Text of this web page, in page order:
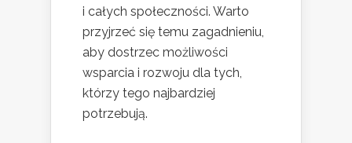
i całych społeczności. Warto
przyjrzeć się temu zagadnieniu,
aby dostrzec możliwości
wsparcia i rozwoju dla tych,
którzy tego najbardziej
potrzebują.